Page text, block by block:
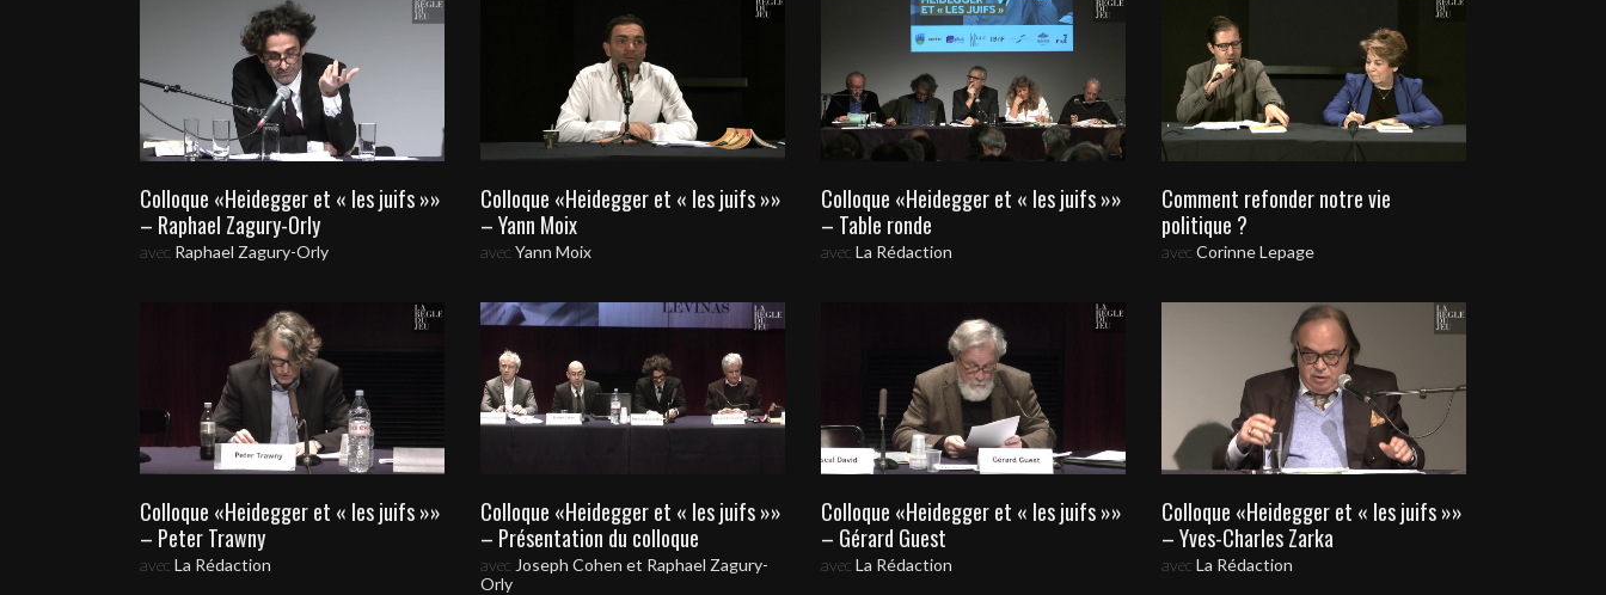
Colloque «Heidegger et « les juifs »»
– Raphael Zagury-Orly
avec Raphael Zagury-Orly
Colloque «Heidegger et « les juifs »»
– Yann Moix
avec Yann Moix
Colloque «Heidegger et « les juifs »»
– Table ronde
avec La Rédaction
Comment refonder notre vie
politique ?
avec Corinne Lepage
Colloque «Heidegger et « les juifs »»
– Peter Trawny
avec La Rédaction
Colloque «Heidegger et « les juifs »»
– Présentation du colloque
avec Joseph Cohen et Raphael Zagury-
Orly
Colloque «Heidegger et « les juifs »»
– Gérard Guest
avec La Rédaction
Colloque «Heidegger et « les juifs »»
– Yves-Charles Zarka
avec La Rédaction